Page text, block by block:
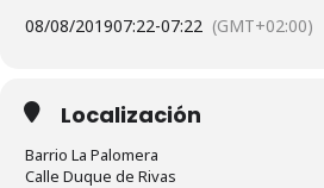
08/08/201907:22-07:22 (GMT+02:00)
Localización
Barrio La Palomera
Calle Duque de Rivas